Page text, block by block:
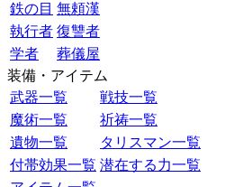
鉄の目 無頼漢
執行者 復讐者
学者
葬儀屋
装備・アイテム
武器一覧
戦技一覧
魔術一覧
祈祷一覧
遺物一覧
タリスマン一覧
付帯効果一覧 潜在する力一覧